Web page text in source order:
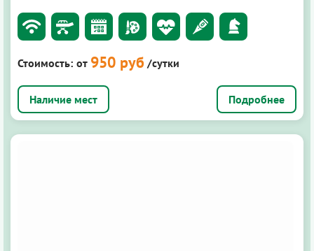
Стоимость: от 950 руб /сутки
Подробнее